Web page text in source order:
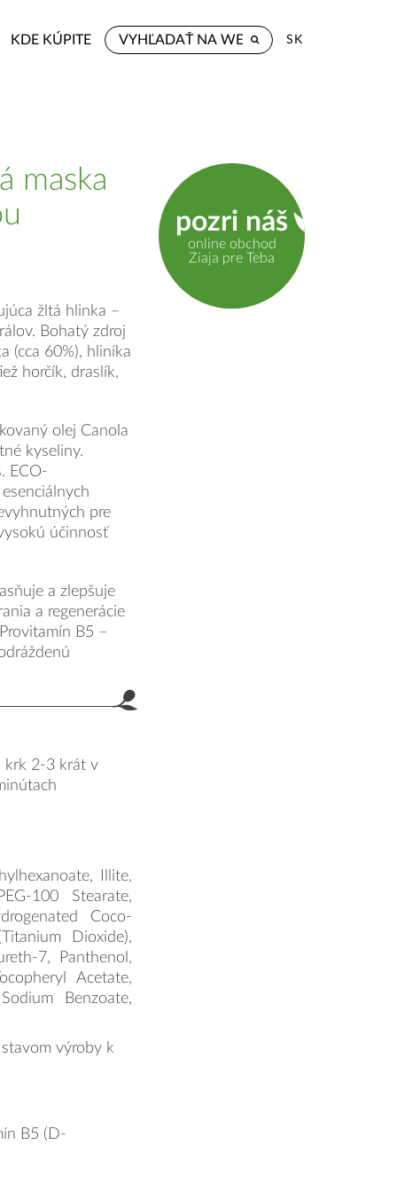
KDE KÚPITE SK
maska
žltá hlinka –
Bohatý zdroj
(cca 60%), hliníka
horčík, draslík,
olej Canola
kyseliny.
ECO-
pre
účinnosť
a zlepšuje
a regenerácie
B5 –
krk 2-3 krát v
Illite,
100 Stearate,
Coco-
Dioxide),
7, Panthenol,
Acetate,
Benzoate,
výroby k
B5 (D-
pozri náš
online obchod
Ziaja pre Teba